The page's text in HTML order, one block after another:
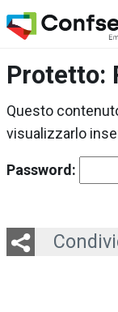
Protetto:
Questo
visualizzarlo
Password:
Twitter
LinkedIn
Email